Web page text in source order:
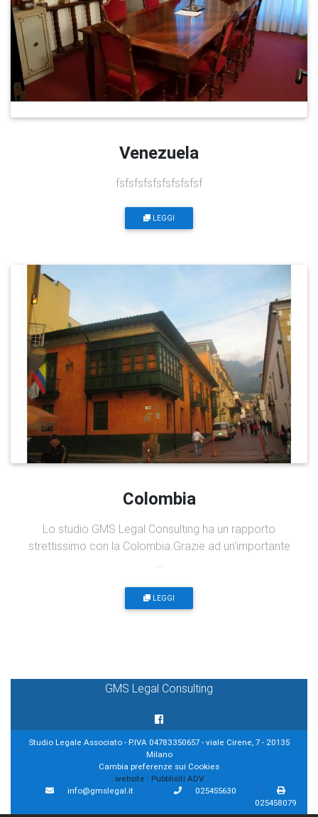
Venezuela
fsfsfsfsfsfsfsfsfsf
LEGGI
Colombia
Lo studio GMS Legal Consulting ha un rapporto
strettissimo con la Colombia.Grazie ad un'importante
LEGGI
GMS Legal Consulting
Studio Legale Associato - P.IVA 04783350657 - viale Cirene, 7 - 20135
Milano
Cambia preferenze sui Cookies
website : Pubblisiti ADV
info@gmslegal.it
| 025455630
|
025458079